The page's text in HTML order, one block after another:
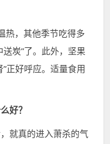
热，其他季节吃得多
炭”了。此外，坚果
正好呼应。适量食用
好？
就真的进入萧杀的气